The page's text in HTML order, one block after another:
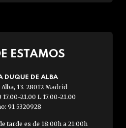
ESTAMOS
DUQUE DE ALBA
13. 28012 Madrid
17.00-21.00 L 17.00-21.00
91 5320928
tarde es de 18:00h a 21:00h